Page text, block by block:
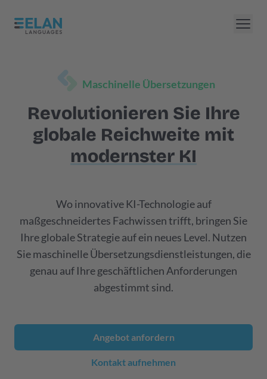
Maschinelle Übersetzungen
Revolutionieren Sie Ihre
globale Reichweite mit
modernster KI
Wo innovative KI-Technologie auf
maßgeschneidertes Fachwissen trifft, bringen Sie
Ihre globale Strategie auf ein neues Level. Nutzen
Sie maschinelle Übersetzungsdienstleistungen, die
genau auf Ihre geschäftlichen Anforderungen
abgestimmt sind.
Angebot anfordern
Kontakt aufnehmen